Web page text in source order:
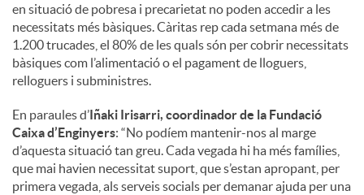
en situació de pobresa i precarietat no poden accedir a les
necessitats més bàsiques. Càritas rep cada setmana més de
1.200 trucades, el 80% de les quals són per cobrir necessitats
bàsiques com l’alimentació o el pagament de lloguers,
relloguers i subministres.
En paraules d’ Iñaki Irisarri, coordinador de la Fundació
Caixa d’Enginyers: “No podíem mantenir-nos al marge
d’aquesta situació tan greu. Cada vegada hi ha més famílies,
que mai havien necessitat suport, que s’estan apropant, per
primera vegada, als serveis socials per demanar ajuda per una